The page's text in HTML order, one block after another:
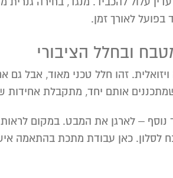
לאורך זמן.
ובחלל הציבורי
זהו חלל טכני מאוד, אבל
אותם יחד, מתקבלת אחידות
נוסף – לארגן את המבט. במקום
לסלון. כאן עבודת מתכת בהתאמה